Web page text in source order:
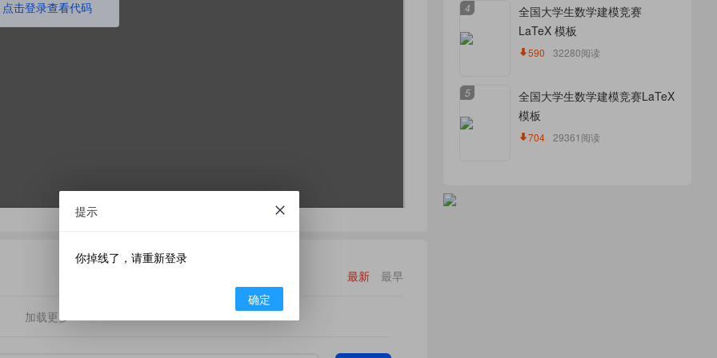
点击登录查看代码
最新 最早
加载更多
4
全国大学生数学建模竞赛
LaTeX 模板
590 32280阅读
5
全国大学生数学建模竞赛LaTeX
模板
704 29361阅读
提示
你掉线了，请重新登录
确定